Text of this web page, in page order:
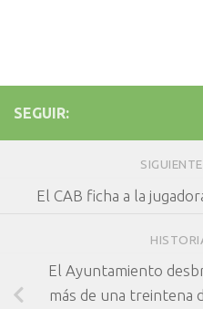
SEGUIR:
El CAB ficha a la
El Ayuntamiento
más de una treintena